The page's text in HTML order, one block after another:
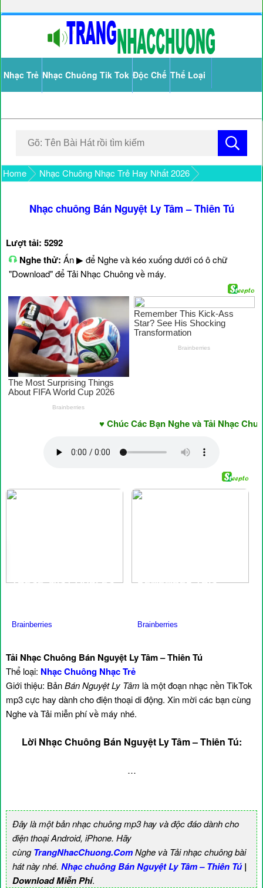
Nhạc Trẻ Nhạc Chuông Tik Tok Độc Chế Thể Loại
Home Nhạc Chuông Nhạc Trẻ Hay Nhất 2026
Nhạc chuông Bán Nguyệt Ly Tâm – Thiên Tú
Lượt tải: 5292
Nghe thử: Ấn ▶ để Nghe và kéo xuống dưới có ô chữ
"Download" để Tải Nhạc Chuông về máy.
♥ Chúc Các Bạn Nghe và Tải Nhạc
Tải Nhạc Chuông Bán Nguyệt Ly Tâm – Thiên Tú
Thể loại: Nhạc Chuông Nhạc Trẻ
Giới thiệu: BảnBán Nguyệt Ly Tâm là một đoạn nhạc nền TikTok
mp3 cực hay dành cho điện thoại di động. Xin mời các bạn cùng
Nghe và Tải miễn phí về máy nhé.
Lời Nhạc Chuông Bán Nguyệt Ly Tâm – Thiên Tú:
…
Đây là một bản nhạc chuông mp3 hay và độc đáo dành cho
điện thoại Android, iPhone. Hãy
cùngTrangNhacChuong.ComNghe và Tải nhạc chuông bài
hát này nhé. Nhạc chuông Bán Nguyệt Ly Tâm – Thiên Tú|
Download Miễn Phí.